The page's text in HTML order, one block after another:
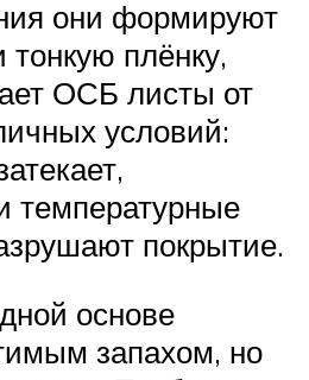
они формируют
тонкую плёнку,
ОСБ листы от
условий:
температурные
покрытие.
основе
запахом, но